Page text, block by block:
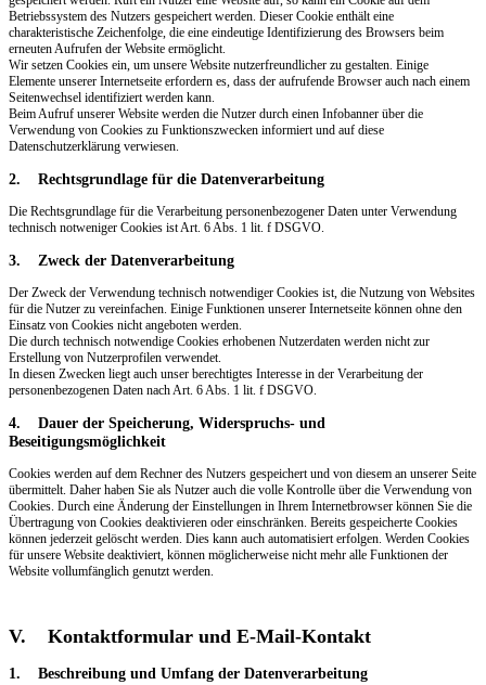
Betriebssystem des Nutzers gespeichert werden. Dieser Cookie enthält eine
charakteristische Zeichenfolge, die eine eindeutige Identifizierung des Browsers beim
erneuten Aufrufen der Website ermöglicht.
Wir setzen Cookies ein, um unsere Website nutzerfreundlicher zu gestalten. Einige
Elemente unserer Internetseite erfordern es, dass der aufrufende Browser auch nach einem
Seitenwechsel identifiziert werden kann.
Beim Aufruf unserer Website werden die Nutzer durch einen Infobanner über die
Verwendung von Cookies zu Funktionszwecken informiert und auf diese
Datenschutzerklärung verwiesen.
2. Rechtsgrundlage für die Datenverarbeitung
Die Rechtsgrundlage für die Verarbeitung personenbezogener Daten unter Verwendung
technisch notweniger Cookies ist Art. 6 Abs. 1 lit. f DSGVO.
3. Zweck der Datenverarbeitung
Der Zweck der Verwendung technisch notwendiger Cookies ist, die Nutzung von Websites
für die Nutzer zu vereinfachen. Einige Funktionen unserer Internetseite können ohne den
Einsatz von Cookies nicht angeboten werden.
Die durch technisch notwendige Cookies erhobenen Nutzerdaten werden nicht zur
Erstellung von Nutzerprofilen verwendet.
In diesen Zwecken liegt auch unser berechtigtes Interesse in der Verarbeitung der
personenbezogenen Daten nach Art. 6 Abs. 1 lit. f DSGVO.
4. Dauer der Speicherung, Widerspruchs- und
Beseitigungsmöglichkeit
Cookies werden auf dem Rechner des Nutzers gespeichert und von diesem an unserer Seite
übermittelt. Daher haben Sie als Nutzer auch die volle Kontrolle über die Verwendung von
Cookies. Durch eine Änderung der Einstellungen in Ihrem Internetbrowser können Sie die
Übertragung von Cookies deaktivieren oder einschränken. Bereits gespeicherte Cookies
können jederzeit gelöscht werden. Dies kann auch automatisiert erfolgen. Werden Cookies
für unsere Website deaktiviert, können möglicherweise nicht mehr alle Funktionen der
Website vollumfänglich genutzt werden.
V. Kontaktformular und E-Mail-Kontakt
1. Beschreibung und Umfang der Datenverarbeitung